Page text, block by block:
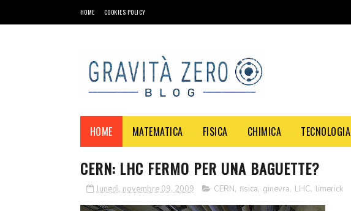
HOME COOKIES POLICY
HOME MATEMATICA FISICA CHIMICA TECNOLOGIA
CERN: LHC FERMO PER UNA BAGUETTE?
lunedì, novembre 09, 2009 CERN, fisica, ginevra, LHC, limerick